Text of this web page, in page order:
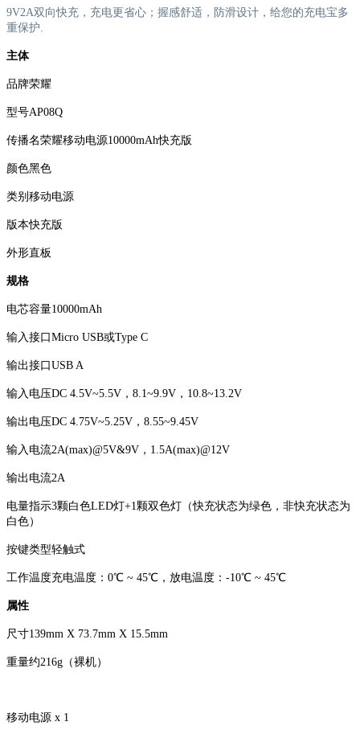
9V2A双向快充，充电更省心；握感舒适，防滑设计，给您的充电宝多
重保护.
主体
品牌荣耀
型号AP08Q
传播名荣耀移动电源10000mAh快充版
颜色黑色
类别移动电源
版本快充版
外形直板
规格
电芯容量10000mAh
输入接口Micro USB或Type C
输出接口USB A
输入电压DC 4.5V~5.5V，8.1~9.9V，10.8~13.2V
输出电压DC 4.75V~5.25V，8.55~9.45V
输入电流2A(max)@5V&9V，1.5A(max)@12V
输出电流2A
电量指示3颗白色LED灯+1颗双色灯（快充状态为绿色，非快充状态为
白色）
按键类型轻触式
工作温度充电温度：0℃ ~ 45℃，放电温度：-10℃ ~ 45℃
属性
尺寸139mm X 73.7mm X 15.5mm
重量约216g（裸机）
移动电源 x 1